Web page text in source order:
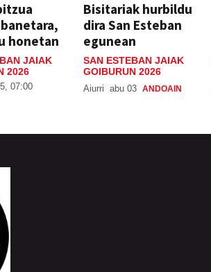
honetan
JAIAK
2026
07:00
Bisitariak hurbildu
dira San Esteban
egunean
SAN ESTEBAN JAIAK
GOIBURUN 2026
Aiurri abu 03 ANDOAIN